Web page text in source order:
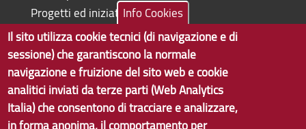
Progetti ed iniziative
Copyright © 2017 Città metropolitana di Genova | CF:
80007350103
Info Cookies
Il sito utilizza cookie tecnici (di navigazione e di
sessione) che garantiscono la normale
navigazione e fruizione del sito web e cookie
analitici inviati da terze parti (Web Analytics
Italia) che consentono di tracciare e analizzare,
in forma anonima, il comportamento per